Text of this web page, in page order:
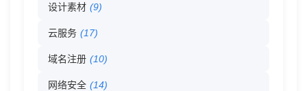
设计素材 (9)
云服务 (17)
域名注册 (10)
网络安全 (14)